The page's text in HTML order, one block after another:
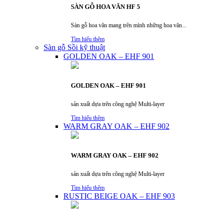
SÀN GỖ HOA VĂN HF 5
Sàn gỗ hoa văn mang trên mình những hoa văn...
Tìm hiểu thêm
Sàn gỗ Sồi kỹ thuật
GOLDEN OAK – EHF 901
GOLDEN OAK – EHF 901
sản xuất dựa trên công nghệ Multi-layer
Tìm hiểu thêm
WARM GRAY OAK – EHF 902
WARM GRAY OAK – EHF 902
sản xuất dựa trên công nghệ Multi-layer
Tìm hiểu thêm
RUSTIC BEIGE OAK – EHF 903